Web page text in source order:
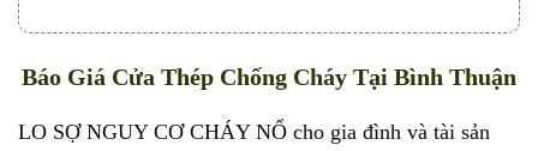
Báo Giá Cửa Thép Chống Cháy Tại Bình Thuận
LO SỢ NGUY CƠ CHÁY NỔ cho gia đình và tài sản